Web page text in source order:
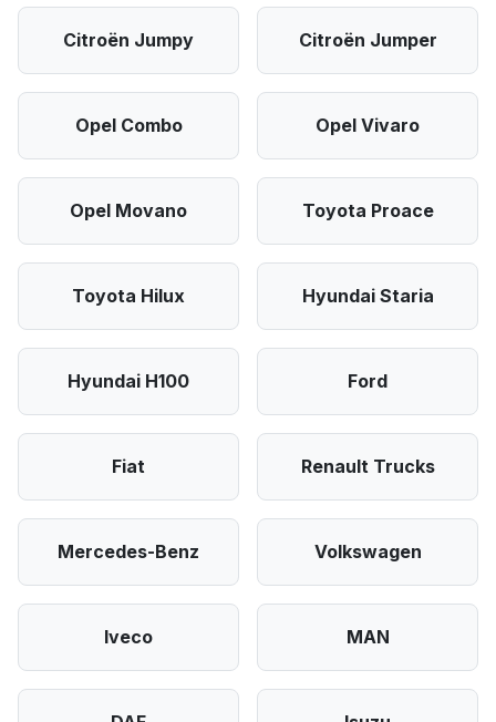
Citroën Jumpy Citroën Jumper
Opel Combo Opel Vivaro
Opel Movano Toyota Proace
Toyota Hilux Hyundai Staria
Hyundai H100 Ford
Fiat Renault Trucks
Mercedes-Benz Volkswagen
Iveco MAN